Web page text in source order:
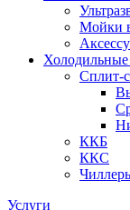
Мойки
Холодильные
Сплит-
ККБ
ККС
Услуги